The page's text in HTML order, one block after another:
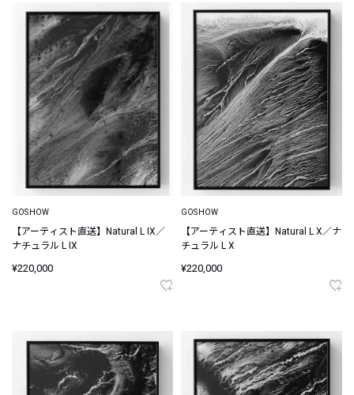
GOSHOW
【アーティスト直送】Natural L IX／
ナチュラル L IX
¥220,000
GOSHOW
【アーティスト直送】Natural L X／ナ
チュラル L X
¥220,000